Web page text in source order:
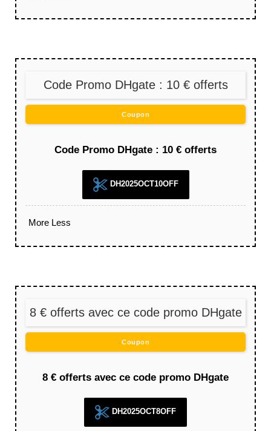
Code Promo DHgate : 10 € offerts
Coupon
Code Promo DHgate : 10 € offerts
DH2025OCT10OFF
More Less
8 € offerts avec ce code promo DHgate
Coupon
8 € offerts avec ce code promo DHgate
DH2025OCT8OFF